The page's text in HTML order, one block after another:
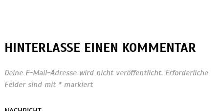
HINTERLASSE EINEN KOMMENTAR
Deine E-Mail-Adresse wird nicht veröffentlicht. Erforderliche
Felder sind mit *markiert